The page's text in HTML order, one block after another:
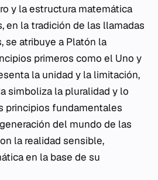
y la estructura matemática
en la tradición de las llamadas
se atribuye a Platón la
primeros como el Uno y
la unidad y la limitación,
simboliza la pluralidad y lo
principios fundamentales
del mundo de las
la realidad sensible,
en la base de su